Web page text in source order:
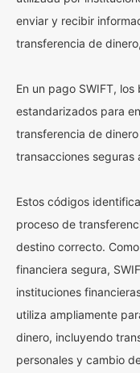
enviar y recibir
transferencia de
En un pago SWIFT,
estandarizados para
transferencia de
transacciones seguras
Estos códigos
proceso de
destino correcto.
financiera segura,
instituciones
utiliza ampliamente
dinero, incluyendo
personales y cambio